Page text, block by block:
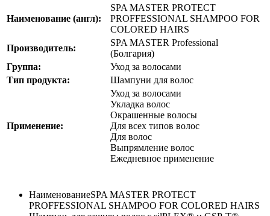
Наименование (англ):
SPA MASTER PROTECT
PROFFESSIONAL SHAMPOO FOR
COLORED HAIRS
Производитель:
SPA MASTER Professional
(Болгария)
Группа:
Уход за волосами
Тип продукта:
Шампуни для волос
Применение:
Уход за волосами
Укладка волос
Окрашенные волосы
Для всех типов волос
Для волос
Выпрямление волос
Ежедневное применение
НаименованиеSPA MASTER PROTECT
PROFFESSIONAL SHAMPOO FOR COLORED HAIRS